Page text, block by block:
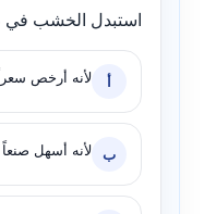
استبدل الخشب في
أ لأنه أرخص سعراً
ب لأنه أسهل صنعاً